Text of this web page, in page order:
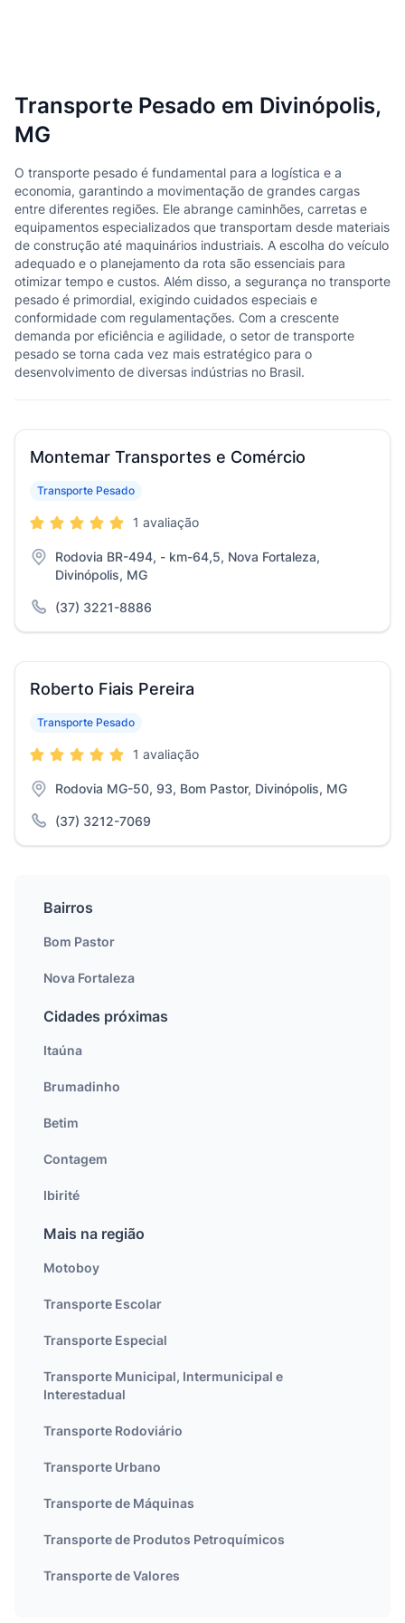
Transporte Pesado em Divinópolis,
MG
O transporte pesado é fundamental para a logística e a
economia, garantindo a movimentação de grandes cargas
entre diferentes regiões. Ele abrange caminhões, carretas e
equipamentos especializados que transportam desde materiais
de construção até maquinários industriais. A escolha do veículo
adequado e o planejamento da rota são essenciais para
otimizar tempo e custos. Além disso, a segurança no transporte
pesado é primordial, exigindo cuidados especiais e
conformidade com regulamentações. Com a crescente
demanda por eficiência e agilidade, o setor de transporte
pesado se torna cada vez mais estratégico para o
desenvolvimento de diversas indústrias no Brasil.
Montemar Transportes e Comércio
Transporte Pesado
1 avaliação
Rodovia BR-494, - km-64,5, Nova Fortaleza,
Divinópolis, MG
(37) 3221-8886
Roberto Fiais Pereira
Transporte Pesado
1 avaliação
Rodovia MG-50, 93, Bom Pastor, Divinópolis, MG
(37) 3212-7069
Bairros
Bom Pastor
Nova Fortaleza
Cidades próximas
Itaúna
Brumadinho
Betim
Contagem
Ibirité
Mais na região
Motoboy
Transporte Escolar
Transporte Especial
Transporte Municipal, Intermunicipal e
Interestadual
Transporte Rodoviário
Transporte Urbano
Transporte de Máquinas
Transporte de Produtos Petroquímicos
Transporte de Valores